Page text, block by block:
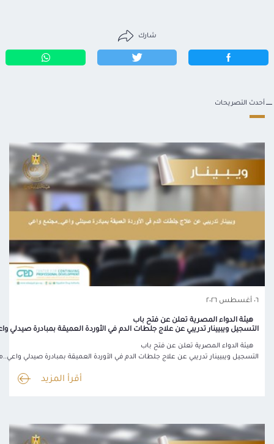
شارك
أحدث التصريحات
٠٦ أغسطس ٢٠٢٦
هيئة الدواء المصرية تعلن عن فتح باب
التسجيل ويبيينار تدريبي عن علاج جلطات الدم في الأوردة العميقة بمبادرة صيدلي
هيئة الدواء المصرية تعلن عن فتح باب
التسجيل ويبيينار تدريبي عن علاج جلطات الدم في الأوردة العميقة بمبادرة صيدلي
أقرأ المزيد